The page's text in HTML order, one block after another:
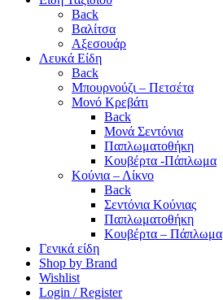
Back
Βαλίτσα
Αξεσουάρ
Λευκά Είδη
Back
Μπουρνούζι – Πετσέτα
Μονό Κρεβάτι
Back
Μονά Σεντόνια
Παπλωματοθήκη
Κουβέρτα -Πάπλωμα
Κούνια – Λίκνο
Back
Σεντόνια Κούνιας
Παπλωματοθήκη
Κουβέρτα – Πάπλωμα
Γενικά είδη
Shop by Brand
Wishlist
Login / Register